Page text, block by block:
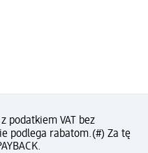
podatkiem VAT bez
podlega rabatom.(#) Za tę